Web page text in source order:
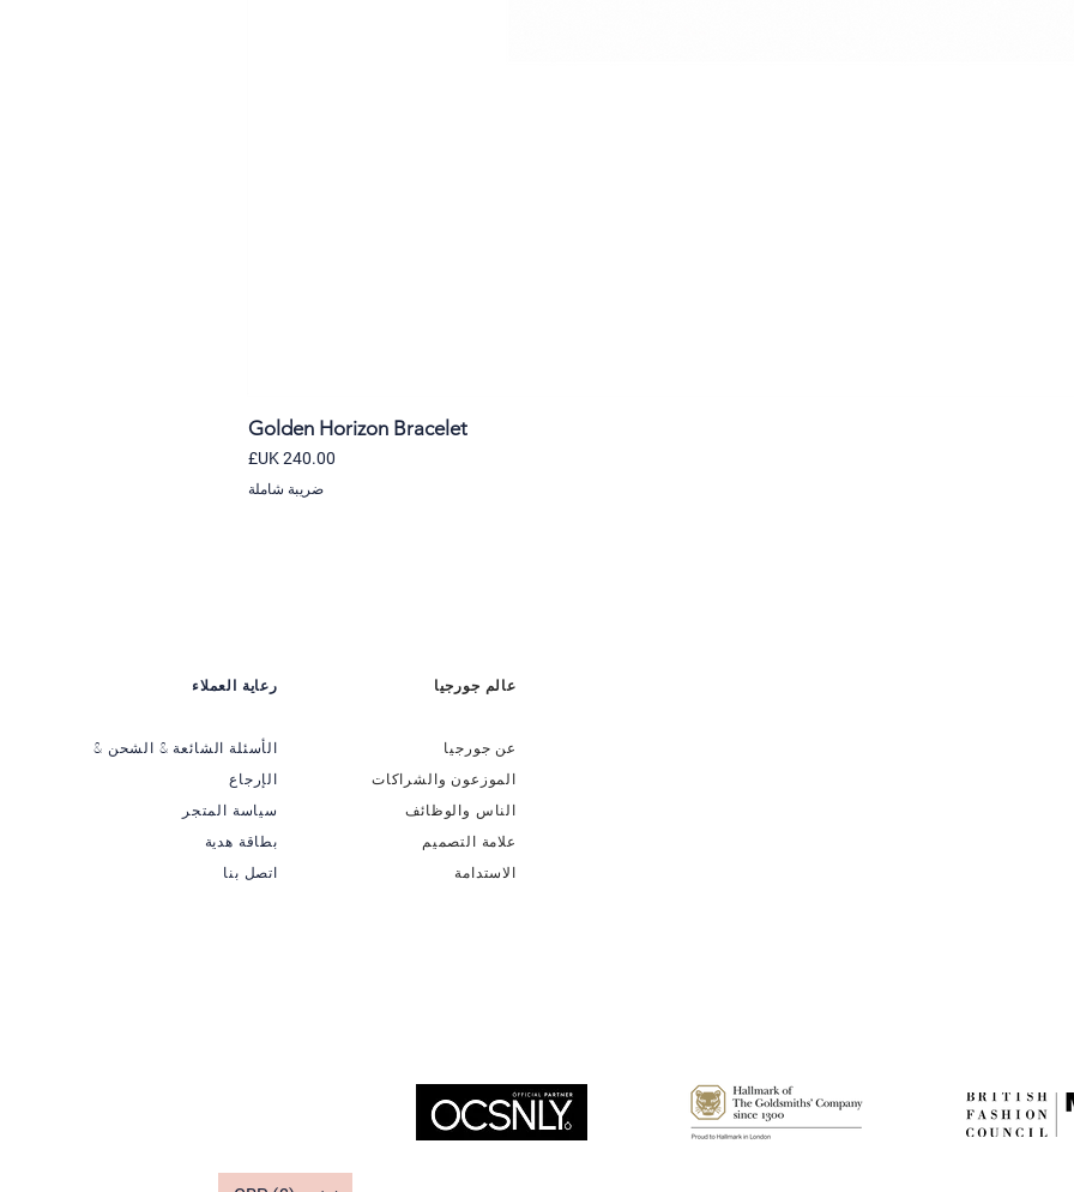
Golden Horizon Bracelet
السعر
ضريبة شاملة
رعاية العملاء
الأسئلة الشائعة & الشحن &
الإرجاع
سياسة المتجر
بطاقة هدية
اتصل بنا
عالم جورجيا
عن جورجيا
الموزعون والشراكات
الناس والوظائف
علامة التصميم
الاستدامة